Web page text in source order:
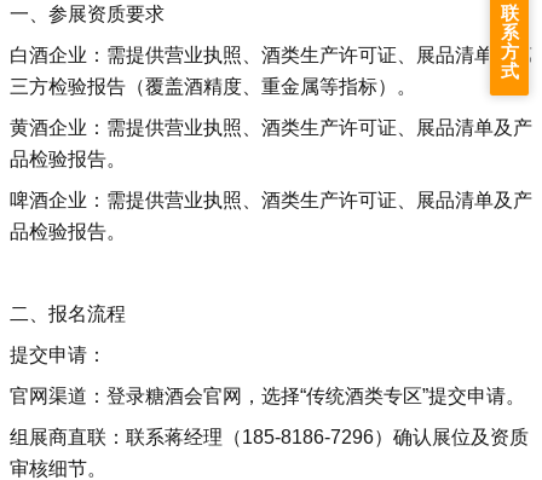
一、参展资质要求
白酒企业‌：需提供营业执照、 酒类生产许可证、
展品清单及第
三方检验报告（覆盖酒精度、重金属等指标）‌。
黄酒企业‌：需提供营业执照、酒类生产许可证、展品清单及产
品检验报告‌。
啤酒企业‌：需提供营业执照、酒类生产许可证、展品清单及产
品检验报告‌。
二、报名流程
提交申请‌：
官网渠道：登录糖酒会官网，选择“传统酒类专区”提交申请‌。
组展商直联：联系蒋经理（185-8186-7296）确认展位及资质
审核细节‌。
联
系
方
式